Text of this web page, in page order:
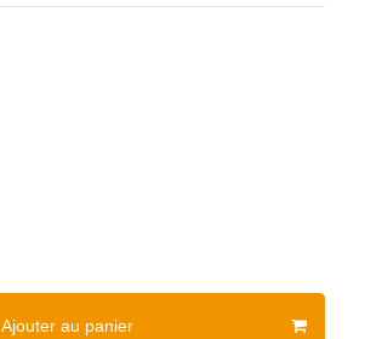
Ajouter au panier